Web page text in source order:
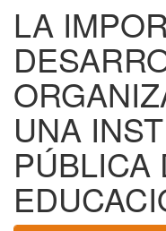
LA
UNA
PÚBLICA